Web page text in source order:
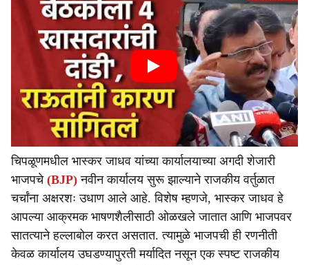
चिपळूणमधील भास्कर जाधव यांच्या कार्यालयाच्या अगदी शेजारी
भाजपचे (BJP) नवीन कार्यालय सुरू झाल्याने राजकीय वर्तुळात
चर्चांना अक्षरशः उधाण आले आहे. विशेष म्हणजे, भास्कर जाधव हे
आपल्या आक्रमक भाषणशैलीसाठी ओळखले जातात आणि भाजपवर
सातत्याने हल्लाबोल करत असतात. त्यामुळे भाजपची ही रणनीती
केवळ कार्यालय उघडण्यापुरती मर्यादित नसून एक स्पष्ट राजकीय